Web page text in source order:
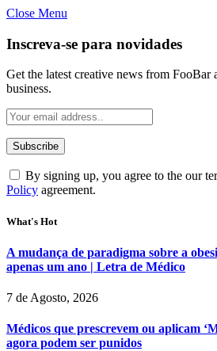
Close Menu
Inscreva-se para novidades
Get the latest creative news from FooBar
business.
By signing up, you agree to the our
Policy agreement.
What's Hot
A mudança de paradigma sobre a
apenas um ano | Letra de Médico
7 de Agosto, 2026
Médicos que prescrevem ou aplicam
agora podem ser punidos